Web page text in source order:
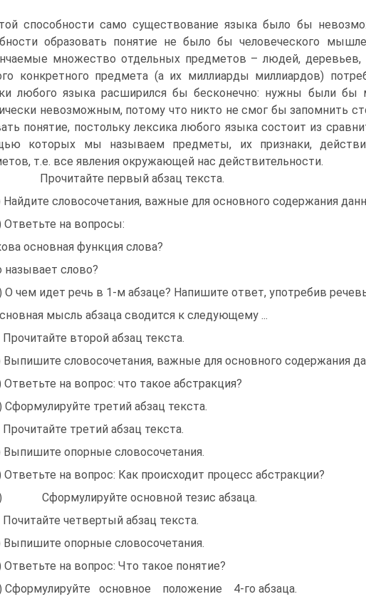
способности само существование языка было бы
образовать понятие не было бы человеческого
множество отдельных предметов – людей, деревьев,
конкретного предмета (а их миллиарды миллиардов)
любого языка расширился бы бесконечно: нужны были
невозможным, потому что никто не смог бы запомнить
понятие, постольку лексика любого языка состоит из
которых мы называем предметы, их признаки,
т.е. все явления окружающей нас действительности.
Прочитайте первый абзац текста.
Найдите словосочетания, важные для основного содержания
Ответьте на вопросы:
основная функция слова?
называет слово?
О чем идет речь в 1-м абзаце? Напишите ответ, употребив
мысль абзаца сводится к следующему ...
Прочитайте второй абзац текста.
Выпишите словосочетания, важные для основного содержания
Ответьте на вопрос: что такое абстракция?
Сформулируйте третий абзац текста.
Прочитайте третий абзац текста.
Выпишите опорные словосочетания.
Ответьте на вопрос: Как происходит процесс абстракции?
Сформулируйте основной тезис абзаца.
Почитайте четвертый абзац текста.
Выпишите опорные словосочетания.
Ответьте на вопрос: Что такое понятие?
Сформулируйте основное положение 4-го абзаца.